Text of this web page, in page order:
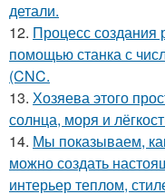
детали.
12. Процесс создания
помощью станка с
(CNC.
13. Хозяева этого
солнца, моря и
14. Мы показываем,
можно создать
интерьер теплом,